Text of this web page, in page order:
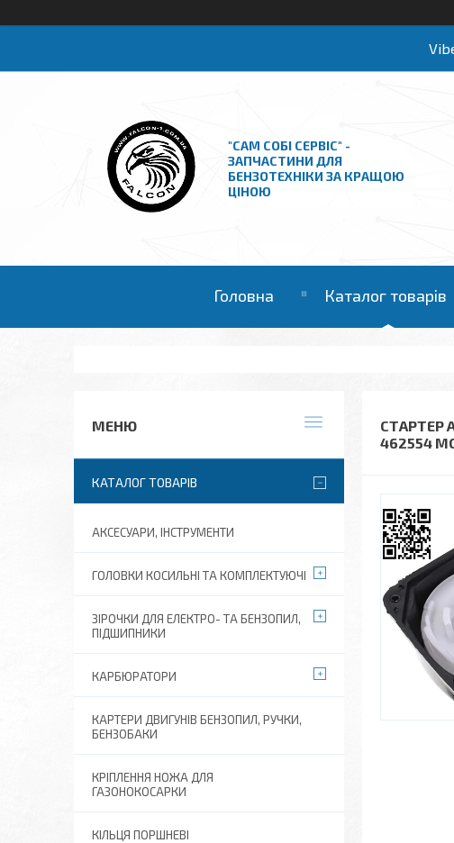
"САМ СОБІ СЕРВІС" -
ЗАПЧАСТИНИ ДЛЯ
БЕНЗОТЕХНІКИ ЗА КРАЩОЮ
ЦІНОЮ
Головна Каталог товарів
СТАРТЕР
462554
КАТАЛОГ ТОВАРІВ
АКСЕСУАРИ, ІНСТРУМЕНТИ
ГОЛОВКИ КОСИЛЬНІ ТА КОМПЛЕКТУЮЧІ
ЗІРОЧКИ ДЛЯ ЕЛЕКТРО- ТА БЕНЗОПИЛ,
ПІДШИПНИКИ
КАРБЮРАТОРИ
КАРТЕРИ ДВИГУНІВ БЕНЗОПИЛ, РУЧКИ,
БЕНЗОБАКИ
КРІПЛЕННЯ НОЖА ДЛЯ
ГАЗОНОКОСАРКИ
КІЛЬЦЯ ПОРШНЕВІ